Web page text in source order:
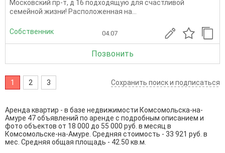
Московский пр-т, д 16 подходящую для счастливой
семейной жизни! Расположенная на...
Собственник 04.07
Позвонить
1 2 3 Сохранить поиск и подписаться
Аренда квартир - в базе недвижимости Комсомольска-на-
Амуре 47 объявлений по аренде с подробным описанием и
фото объектов от 18 000 до 55 000 руб. в месяц в
Комсомольске-на-Амуре. Средняя стоимость - 33 921 руб. в
мес. Средняя общая площадь - 42.50 кв.м.